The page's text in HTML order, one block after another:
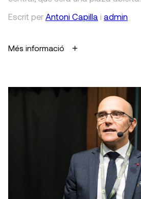
Escrit per Antoni Capilla i admin
Més informació